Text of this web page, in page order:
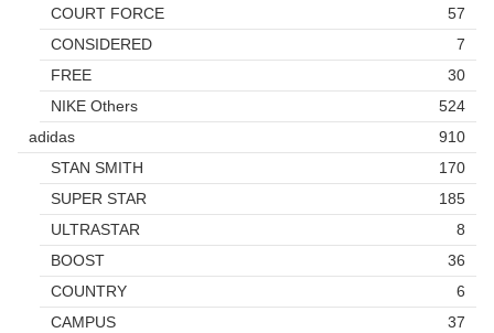
COURT FORCE
57
CONSIDERED
7
FREE
30
NIKE Others
524
adidas
910
STAN SMITH
170
SUPER STAR
185
ULTRASTAR
8
BOOST
36
COUNTRY
6
CAMPUS
37